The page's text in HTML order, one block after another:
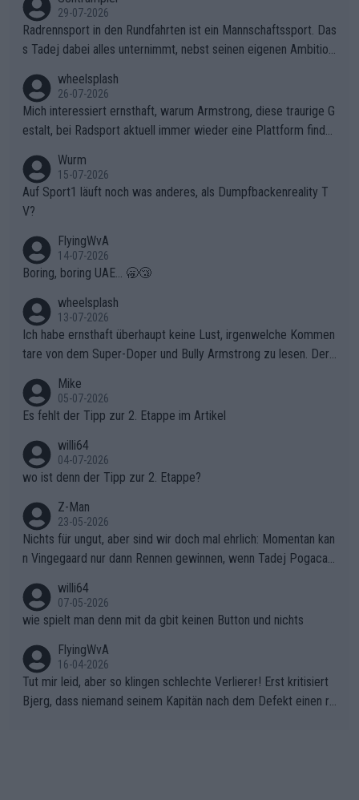
29-07-2026
Radrennsport in den Rundfahrten ist ein Mannschaftssport. Das
s Tadej dabei alles unternimmt, nebst seinen eigenen Ambition
ganze Team auch mental stark zu machen und konkret am Erf
olg teilzuhaben, ist ihm ganz hoch anzurechnen. Das ist ein Zei
chen weit über den Radsport hinaus.
wheelsplash
26-07-2026
Mich interessiert ernsthaft, warum Armstrong, diese traurige G
estalt, bei Radsport aktuell immer wieder eine Plattform finde
Wurm
15-07-2026
Auf Sport1 läuft noch was anderes, als Dumpfbackenreality T
V?
FlyingWvA
14-07-2026
Boring, boring UAE... 🥱😴
wheelsplash
13-07-2026
Ich habe ernsthaft überhaupt keine Lust, irgenwelche Kommen
tare von dem Super-Doper und Bully Armstrong zu lesen. Der
r die gehört nicht in dieses Medium!
Mike
05-07-2026
Es fehlt der Tipp zur 2. Etappe im Artikel
willi64
04-07-2026
wo ist denn der Tipp zur 2. Etappe?
Z-Man
23-05-2026
Nichts für ungut, aber sind wir doch mal ehrlich: Momentan kan
n Vingegaard nur dann Rennen gewinnen, wenn Tadej Pogacar
willi64
07-05-2026
wie spielt man denn mit da gbit keinen Button und nichts
FlyingWvA
16-04-2026
Tut mir leid, aber so klingen schlechte Verlierer! Erst kritisiert
Bjerg, dass niemand seinem Kapitän nach dem Defekt einen ro